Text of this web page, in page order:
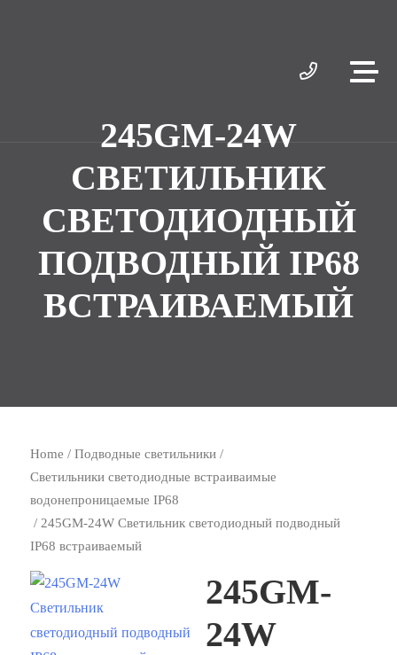
245GM-24W
СВЕТИЛЬНИК
СВЕТОДИОДНЫЙ
ПОДВОДНЫЙ IP68
ВСТРАИВАЕМЫЙ
Home /Подводные светильники /
Светильники светодиодные встраиваимые
водонепроницаемые IP68
/ 245GM-24W Светильник светодиодный подводный
IP68 встраиваемый
245GM-
24W